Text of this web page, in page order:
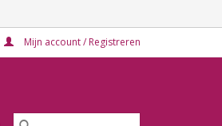
Mijn account / Registreren